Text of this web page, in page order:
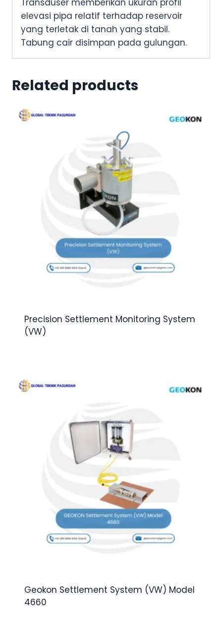
Transduser memberikan ukuran profil
elevasi pipa relatif terhadap reservoir
yang terletak di tanah yang stabil.
Tabung cair disimpan pada gulungan.
Related products
Precision Settlement Monitoring System
(VW)
Geokon Settlement System (VW) Model
4660